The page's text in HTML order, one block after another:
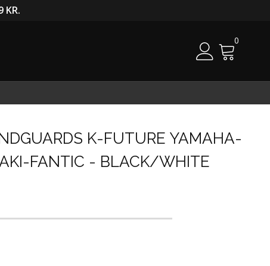
KR.
0
K-FUTURE YAMAHA-
FANTIC - BLACK/WHITE